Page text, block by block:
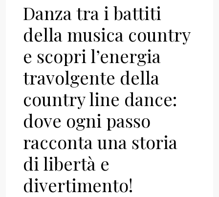
Danza tra i battiti
della musica country
e scopri l’energia
travolgente della
country line dance:
dove ogni passo
racconta una storia
di libertà e
divertimento!